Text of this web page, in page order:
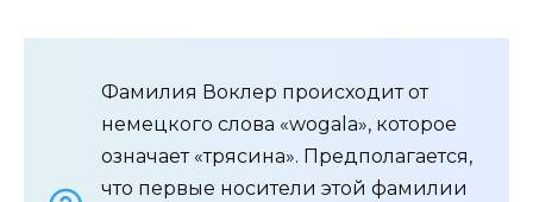
Фамилия Воклер происходит от
немецкого слова «wogala», которое
означает «трясина». Предполагается,
что первые носители этой фамилии